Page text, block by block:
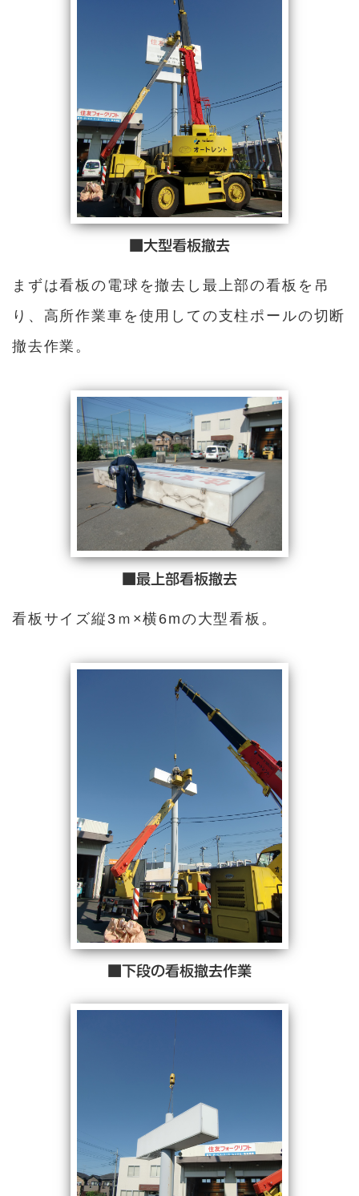
■大型看板撤去
まずは看板の電球を撤去し最上部の看板を吊
り、高所作業車を使用しての支柱ポールの切断
撤去作業。
■最上部看板撤去
看板サイズ縦3ｍ×横6mの大型看板。
■下段の看板撤去作業